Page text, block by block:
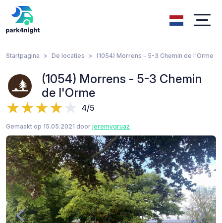
Startpagina De locaties (1054) Morrens - 5-3 Chemin de l'Orme
(1054) Morrens - 5-3 Chemin
de l'Orme
4/5
Gemaakt op 15.05.2021 door jeremygruaz